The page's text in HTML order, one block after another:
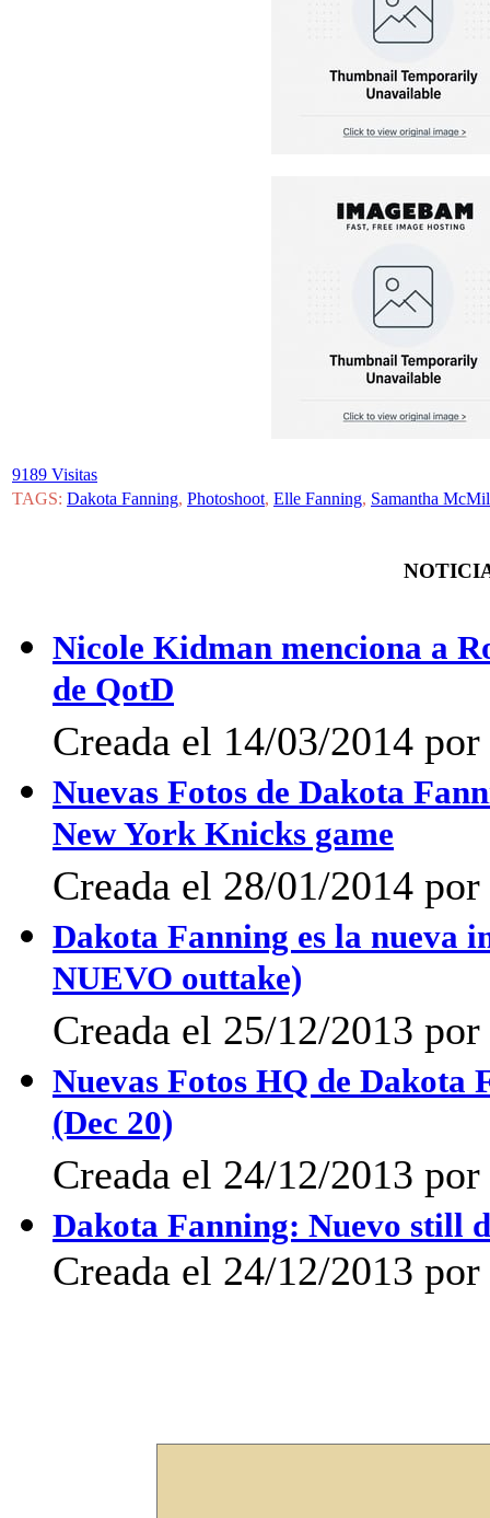
9189 Visitas
TAGS: Dakota Fanning, Photoshoot, Elle Fanning, Samantha
Nicole Kidman menciona a
de QotD
Creada el 14/03/2014
Nuevas Fotos de Dakota
New York Knicks game
Creada el 28/01/2014
Dakota Fanning es la nueva
NUEVO outtake)
Creada el 25/12/2013
Nuevas Fotos HQ de Dakota
(Dec 20)
Creada el 24/12/2013
Dakota Fanning: Nuevo still
Creada el 24/12/2013